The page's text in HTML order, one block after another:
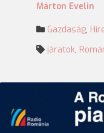
Márton Evelin
Gazdaság,
járatok,